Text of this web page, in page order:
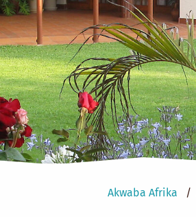
Akwaba Afrika